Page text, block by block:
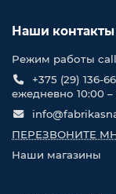
Наши контакты
Режим работы
+375 (29) 136-
ежедневно 10:00 –
ПЕРЕЗВОНИТЕ
Наши магазины